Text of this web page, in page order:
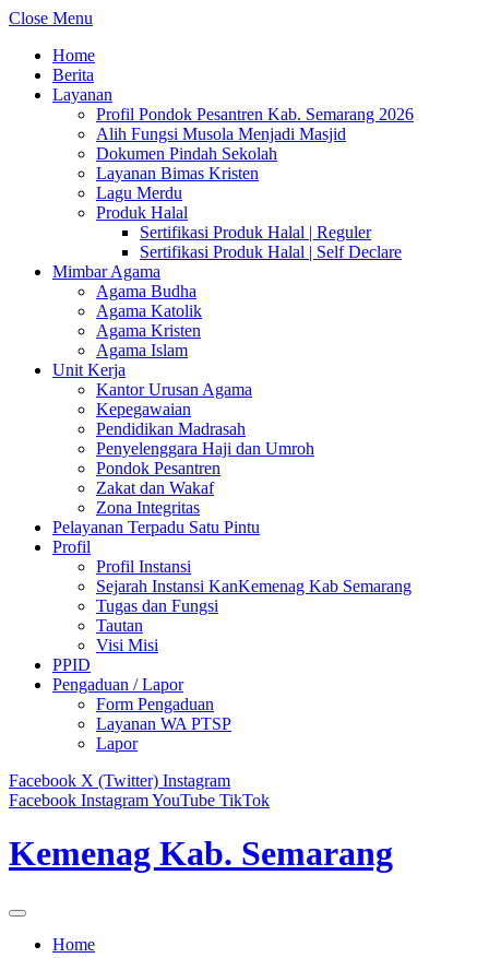
Close Menu
Home
Berita
Layanan
Profil Pondok Pesantren Kab. Semarang 2026
Alih Fungsi Musola Menjadi Masjid
Dokumen Pindah Sekolah
Layanan Bimas Kristen
Lagu Merdu
Produk Halal
Sertifikasi Produk Halal | Reguler
Sertifikasi Produk Halal | Self Declare
Mimbar Agama
Agama Budha
Agama Katolik
Agama Kristen
Agama Islam
Unit Kerja
Kantor Urusan Agama
Kepegawaian
Pendidikan Madrasah
Penyelenggara Haji dan Umroh
Pondok Pesantren
Zakat dan Wakaf
Zona Integritas
Pelayanan Terpadu Satu Pintu
Profil
Profil Instansi
Sejarah Instansi KanKemenag Kab Semarang
Tugas dan Fungsi
Tautan
Visi Misi
PPID
Pengaduan / Lapor
Form Pengaduan
Layanan WA PTSP
Lapor
Facebook X (Twitter) Instagram
Facebook InstagramYouTube TikTok
Kemenag Kab. Semarang
Home